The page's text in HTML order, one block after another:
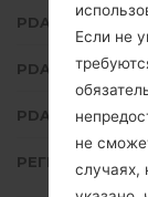
PDA/AP ВЕРСИЯ
PDA/AP ВЕРСИЯ
PDA/AP ВЕРСИЯ
РЕГИОН
Если не
не
случаях,